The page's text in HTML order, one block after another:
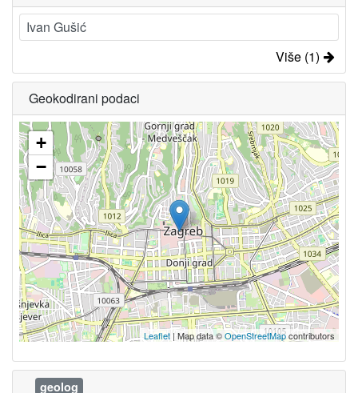
Ivan Gušić
Više (1)
Geokodirani podaci
+
−
Leaflet | Map data ©OpenStreetMapcontributors
geolog